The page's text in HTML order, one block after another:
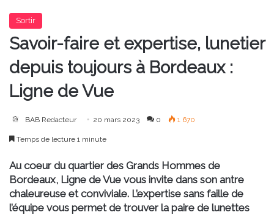
Sortir
Savoir-faire et expertise, lunetier
depuis toujours à Bordeaux :
Ligne de Vue
BAB Redacteur 20 mars 2023 0 1 670
Temps de lecture 1 minute
Au coeur du quartier des Grands Hommes de
Bordeaux, Ligne de Vue vous invite dans son antre
chaleureuse et conviviale. L’expertise sans faille de
l’équipe vous permet de trouver la paire de lunettes